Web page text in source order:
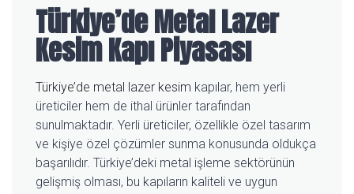
Türkiye’de Metal Lazer
Kesim Kapı Piyasası
Türkiye’de metal lazer kesim kapılar, hem yerli
üreticiler hem de ithal ürünler tarafından
sunulmaktadır. Yerli üreticiler, özellikle özel tasarım
ve kişiye özel çözümler sunma konusunda oldukça
başarılıdır. Türkiye’deki metal işleme sektörünün
gelişmiş olması, bu kapıların kaliteli ve uygun